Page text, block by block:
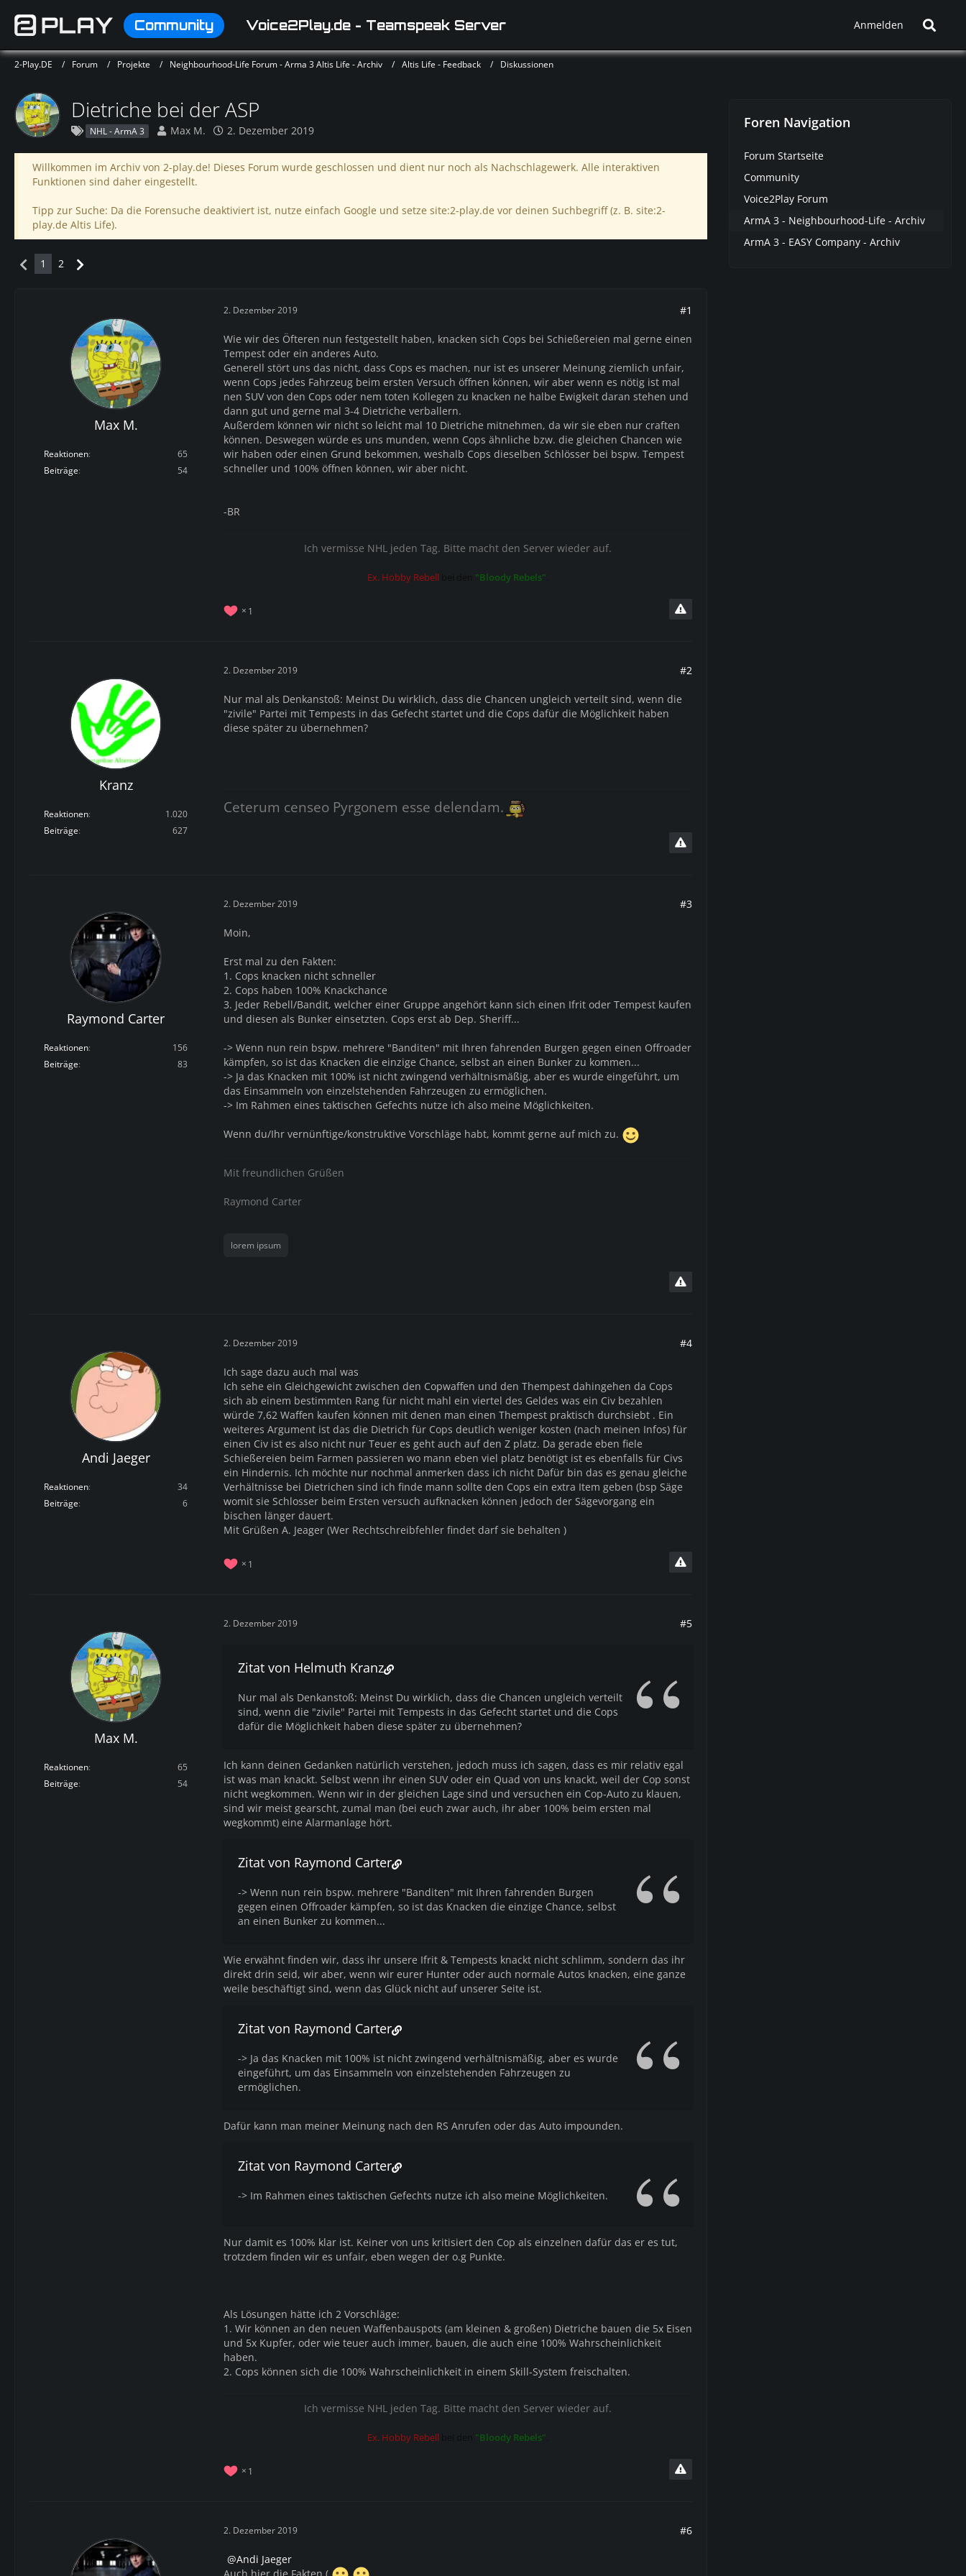
Community Voice2Play.de - Teamspeak Server Anmelden
2-Play.DE Forum Projekte Neighbourhood-Life Forum - Arma 3 Altis Life - Archiv Altis Life - Feedback Diskussionen
Dietriche bei der ASP
NHL - ArmA 3 Max M. 2. Dezember 2019
Willkommen im Archiv von 2-play.de! Dieses Forum wurde geschlossen und dient nur noch als Nachschlagewerk. Alle interaktiven
Funktionen sind daher eingestellt.
Tipp zur Suche: Da die Forensuche deaktiviert ist, nutze einfach Google und setze site:2-play.de vor deinen Suchbegriff (z. B. site:2-
play.de Altis Life).
1 2
Max M.
Reaktionen
65
Beiträge
54
2. Dezember 2019 #1
Wie wir des Öfteren nun festgestellt haben, knacken sich Cops bei Schießereien mal gerne einen
Tempest oder ein anderes Auto.
Generell stört uns das nicht, dass Cops es machen, nur ist es unserer Meinung ziemlich unfair,
wenn Cops jedes Fahrzeug beim ersten Versuch öffnen können, wir aber wenn es nötig ist mal
nen SUV von den Cops oder nem toten Kollegen zu knacken ne halbe Ewigkeit daran stehen und
dann gut und gerne mal 3-4 Dietriche verballern.
Außerdem können wir nicht so leicht mal 10 Dietriche mitnehmen, da wir sie eben nur craften
können. Deswegen würde es uns munden, wenn Cops ähnliche bzw. die gleichen Chancen wie
wir haben oder einen Grund bekommen, weshalb Cops dieselben Schlösser bei bspw. Tempest
schneller und 100% öffnen können, wir aber nicht.
-BR
Ich vermisse NHL jeden Tag. Bitte macht den Server wieder auf.
Ex. Hobby Rebell "Bloody Rebels"
1
Kranz
Reaktionen
1.020
Beiträge
627
2. Dezember 2019 #2
Nur mal als Denkanstoß: Meinst Du wirklich, dass die Chancen ungleich verteilt sind, wenn die
"zivile" Partei mit Tempests in das Gefecht startet und die Cops dafür die Möglichkeit haben
diese später zu übernehmen?
Ceterum censeo Pyrgonem esse delendam.
Raymond Carter
Reaktionen
156
Beiträge
83
2. Dezember 2019 #3
Moin,
Erst mal zu den Fakten:
1. Cops knacken nicht schneller
2. Cops haben 100% Knackchance
3. Jeder Rebell/Bandit, welcher einer Gruppe angehört kann sich einen Ifrit oder Tempest kaufen
und diesen als Bunker einsetzten. Cops erst ab Dep. Sheriff...
-> Wenn nun rein bspw. mehrere "Banditen" mit Ihren fahrenden Burgen gegen einen Offroader
kämpfen, so ist das Knacken die einzige Chance, selbst an einen Bunker zu kommen...
-> Ja das Knacken mit 100% ist nicht zwingend verhältnismäßig, aber es wurde eingeführt, um
das Einsammeln von einzelstehenden Fahrzeugen zu ermöglichen.
-> Im Rahmen eines taktischen Gefechts nutze ich also meine Möglichkeiten.
Wenn du/Ihr vernünftige/konstruktive Vorschläge habt, kommt gerne auf mich zu.
Mit freundlichen Grüßen
Raymond Carter
lorem ipsum
Andi Jaeger
Reaktionen
34
Beiträge
6
2. Dezember 2019 #4
Ich sage dazu auch mal was
Ich sehe ein Gleichgewicht zwischen den Copwaffen und den Thempest dahingehen da Cops
sich ab einem bestimmten Rang für nicht mahl ein viertel des Geldes was ein Civ bezahlen
würde 7,62 Waffen kaufen können mit denen man einen Thempest praktisch durchsiebt . Ein
weiteres Argument ist das die Dietrich für Cops deutlich weniger kosten (nach meinen Infos) für
einen Civ ist es also nicht nur Teuer es geht auch auf den Z platz. Da gerade eben fiele
Schießereien beim Farmen passieren wo mann eben viel platz benötigt ist es ebenfalls für Civs
ein Hindernis. Ich möchte nur nochmal anmerken dass ich nicht Dafür bin das es genau gleiche
Verhältnisse bei Dietrichen sind ich finde mann sollte den Cops ein extra Item geben (bsp Säge
womit sie Schlosser beim Ersten versuch aufknacken können jedoch der Sägevorgang ein
bischen länger dauert.
Mit Grüßen A. Jeager (Wer Rechtschreibfehler findet darf sie behalten )
1
Max M.
Reaktionen
65
Beiträge
54
2. Dezember 2019 #5
Zitat von Helmuth Kranz
Nur mal als Denkanstoß: Meinst Du wirklich, dass die Chancen ungleich verteilt
sind, wenn die "zivile" Partei mit Tempests in das Gefecht startet und die Cops
dafür die Möglichkeit haben diese später zu übernehmen?
Ich kann deinen Gedanken natürlich verstehen, jedoch muss ich sagen, dass es mir relativ egal
ist was man knackt. Selbst wenn ihr einen SUV oder ein Quad von uns knackt, weil der Cop sonst
nicht wegkommen. Wenn wir in der gleichen Lage sind und versuchen ein Cop-Auto zu klauen,
sind wir meist gearscht, zumal man (bei euch zwar auch, ihr aber 100% beim ersten mal
wegkommt) eine Alarmanlage hört.
Zitat von Raymond Carter
-> Wenn nun rein bspw. mehrere "Banditen" mit Ihren fahrenden Burgen
gegen einen Offroader kämpfen, so ist das Knacken die einzige Chance, selbst
an einen Bunker zu kommen...
Wie erwähnt finden wir, dass ihr unsere Ifrit & Tempests knackt nicht schlimm, sondern das ihr
direkt drin seid, wir aber, wenn wir eurer Hunter oder auch normale Autos knacken, eine ganze
weile beschäftigt sind, wenn das Glück nicht auf unserer Seite ist.
Zitat von Raymond Carter
-> Ja das Knacken mit 100% ist nicht zwingend verhältnismäßig, aber es wurde
eingeführt, um das Einsammeln von einzelstehenden Fahrzeugen zu
ermöglichen.
Dafür kann man meiner Meinung nach den RS Anrufen oder das Auto impounden.
Zitat von Raymond Carter
-> Im Rahmen eines taktischen Gefechts nutze ich also meine Möglichkeiten.
Nur damit es 100% klar ist. Keiner von uns kritisiert den Cop als einzelnen dafür das er es tut,
trotzdem finden wir es unfair, eben wegen der o.g Punkte.
Als Lösungen hätte ich 2 Vorschläge:
1. Wir können an den neuen Waffenbauspots (am kleinen & großen) Dietriche bauen die 5x Eisen
und 5x Kupfer, oder wie teuer auch immer, bauen, die auch eine 100% Wahrscheinlichkeit
haben.
2. Cops können sich die 100% Wahrscheinlichkeit in einem Skill-System freischalten.
Ich vermisse NHL jeden Tag. Bitte macht den Server wieder auf.
Ex. Hobby Rebell "Bloody Rebels"
1
2. Dezember 2019 #6
Andi Jaeger
Foren Navigation
Forum Startseite
Community
Voice2Play Forum
ArmA 3 - Neighbourhood-Life - Archiv
ArmA 3 - EASY Company - Archiv